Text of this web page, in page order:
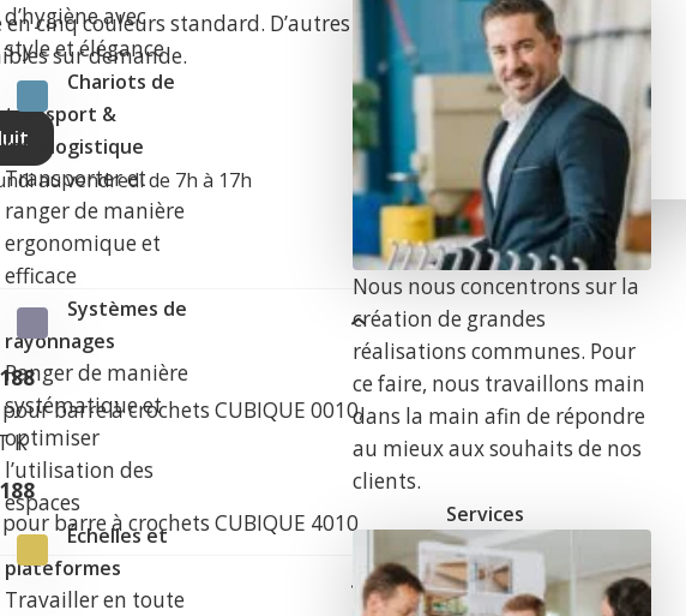
d’hygiène avec
style et élégance
Chariots de
transport &
intralogistique
Transporter et
ranger de manière
ergonomique et
efficace
Systèmes de
rayonnages
Ranger de manière
systématique et
optimiser
l’utilisation des
espaces
Échelles et
plateformes
Travailler en toute
Nous nous concentrons sur la
création de grandes
réalisations communes. Pour
ce faire, nous travaillons main
dans la main afin de répondre
au mieux aux souhaits de nos
clients.
Services
cinq couleurs standard. D’autres
sur demande.
au vendredi de 7h à 17h
barre à crochets CUBIQUE 0010,
K
barre à crochets CUBIQUE 4010